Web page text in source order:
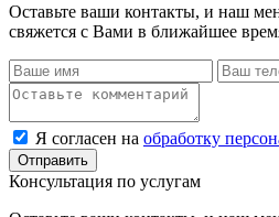
Оставьте ваши контакты, и наш
свяжется с Вами в ближайшее
Я согласен на обработку
Консультация по услугам